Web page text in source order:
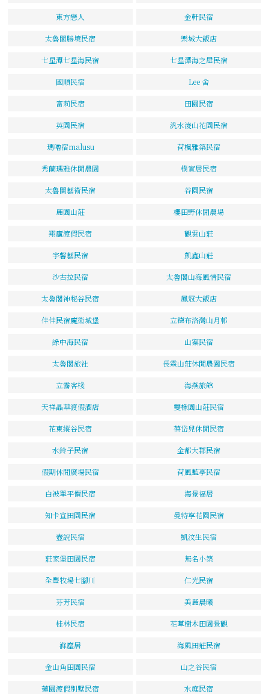
東方戀人 金軒民宿
太魯閣勝境民宿 樂城大飯店
七星潭七星海民宿 七星潭海之屋民宿
國順民宿 Lee 舍
富莉民宿 田園民宿
英園民宿 汎水淩山花園民宿
瑪嚕宿malusu 荷楓雅築民宿
秀蘭瑪雅休閒農園 樸實居民宿
太魯閣藝術民宿 谷園民宿
麗園山莊 櫻田野休閒農場
翔廬渡假民宿 觀雲山莊
宇馨藝民宿 凱鑫山莊
沙古拉民宿 太魯閣山海風情民宿
太魯閣神秘谷民宿 鳳冠大飯店
佳佳民宿魔術城堡 立德布洛灣山月邨
綠中海民宿 山寨民宿
太魯閣旅社 長霖山莊休閒農園民宿
立霧客棧 海燕旅館
天祥晶華渡假酒店 雙橡園山莊民宿
花東縱谷民宿 葆岱兒休閒民宿
水鈴子民宿 金都大郡民宿
假期休閒廣場民宿 荷風藍亭民宿
白被單平價民宿 海景福居
知卡宣田園民宿 曼特寧花園民宿
壺說民宿 凱汶生民宿
莊家堡田園民宿 無名小築
全豐牧場七腳川 仁光民宿
芬芳民宿 美麗晨曦
桂林民宿 花草樹木田園景觀
滌塵居 海風田莊民宿
金山角田園民宿 山之谷民宿
蓮園渡假別墅民宿 水庭民宿